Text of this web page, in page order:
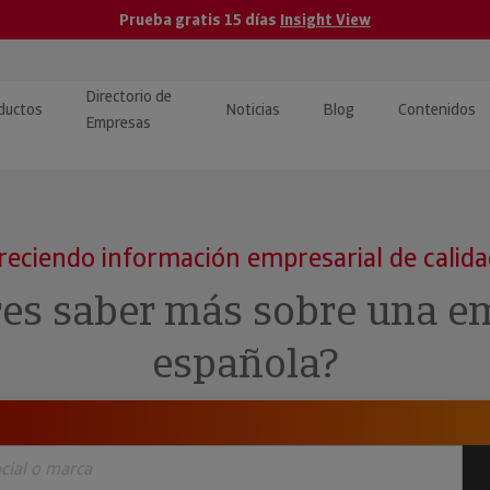
Prueba gratis 15 días Insight View
y ERP
· Recuperación de
Directorio de
Empresas
Noticias Blog Contenidos
Pública
Investigada
información empresarial de
saber más sobre una
española?